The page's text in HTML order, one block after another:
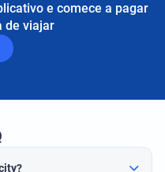
e comece a pagar
de viajar